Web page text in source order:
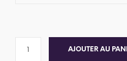
AJOUTER AU